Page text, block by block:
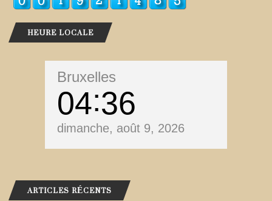
HEURE LOCALE
Bruxelles
04 36
dimanche, août 9, 2026
ARTICLES RÉCENTS